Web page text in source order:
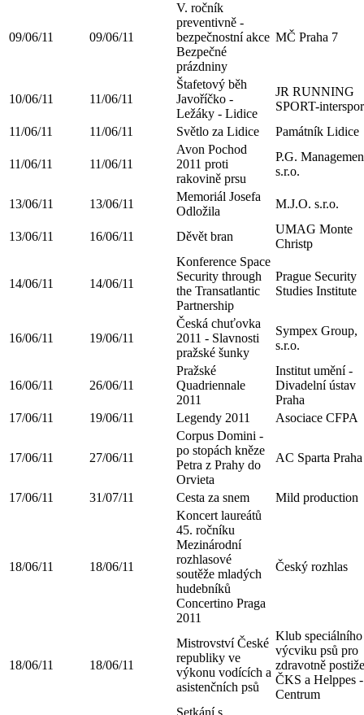
09/06/11 09/06/11
V. ročník
preventivně -
bezpečnostní akce
Bezpečné
prázdniny
MČ Praha 7
10/06/11 11/06/11
Štafetový běh
Javoříčko -
Ležáky - Lidice
JR RUNNING
SPORT-
11/06/11
11/06/11 Světlo za Lidice Památník Lidice
11/06/11 11/06/11
Avon Pochod
2011 proti
rakovině prsu
P.G.
s.r.o.
13/06/11 13/06/11
Memoriál Josefa
Odložila
M.J.O. s.r.o.
13/06/11 16/06/11 Děvět bran
UMAG Monte
Christp
14/06/11 14/06/11
Konference Space
Security through
the Transatlantic
Partnership
Prague Security
Studies Institute
16/06/11 19/06/11
Česká chuťovka
2011 - Slavnosti
pražské šunky
Sympex Group,
s.r.o.
16/06/11 26/06/11
Pražské
Quadriennale
2011
Institut umění -
Divadelní ústav
Praha
17/06/11
19/06/11 Legendy 2011 Asociace CFPA
17/06/11 27/06/11
Corpus Domini -
po stopách kněze
Petra z Prahy do
Orvieta
AC Sparta Praha
17/06/11 31/07/11 Cesta za snem Mild production
18/06/11 18/06/11
Koncert laureátů
45. ročníku
Mezinárodní
rozhlasové
soutěže mladých
hudebníků
Concertino Praga
2011
Český rozhlas
18/06/11 18/06/11
Mistrovství České
republiky ve
výkonu vodících a
asistenčních psů
Klub speciálního
výcviku psů pro
zdravotně
ČKS a Helppes -
Centrum